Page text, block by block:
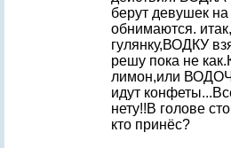
берут девушек
обнимаются.
гулянку,ВОДКУ
решу пока не
лимон,или
идут
нету!!В голове
кто принёс?